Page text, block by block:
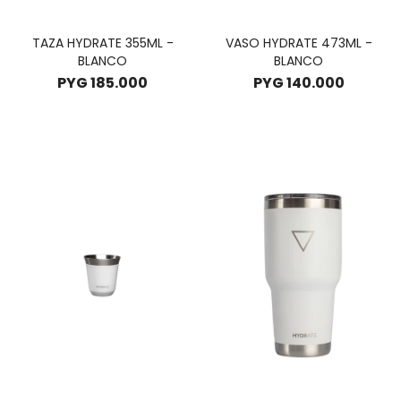
TAZA HYDRATE 355ML -
BLANCO
PYG185.000
VASO HYDRATE 473ML -
BLANCO
PYG140.000